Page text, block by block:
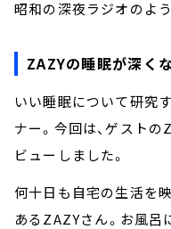
昭和の深夜ラジオのよ
ZAZYの睡眠が深く
いい睡眠について研究
ナー。今回は、ゲスト
ビューしました。
何十日も自宅の生活を
あるZAZYさん。お風